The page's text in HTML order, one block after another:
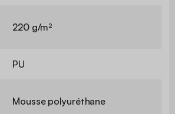
220 g/m²
PU
Mousse polyuréthane